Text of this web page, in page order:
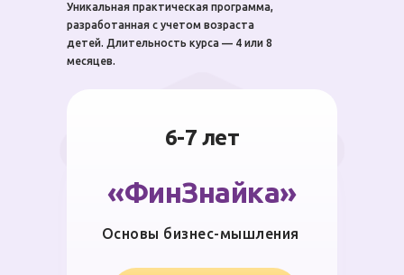
«ФинЗнайка»
Основы бизнес-мышления
6-7 лет
Уникальная практическая программа,
разработанная с учетом возраста
детей. Длительность курса — 4 или 8
месяцев.